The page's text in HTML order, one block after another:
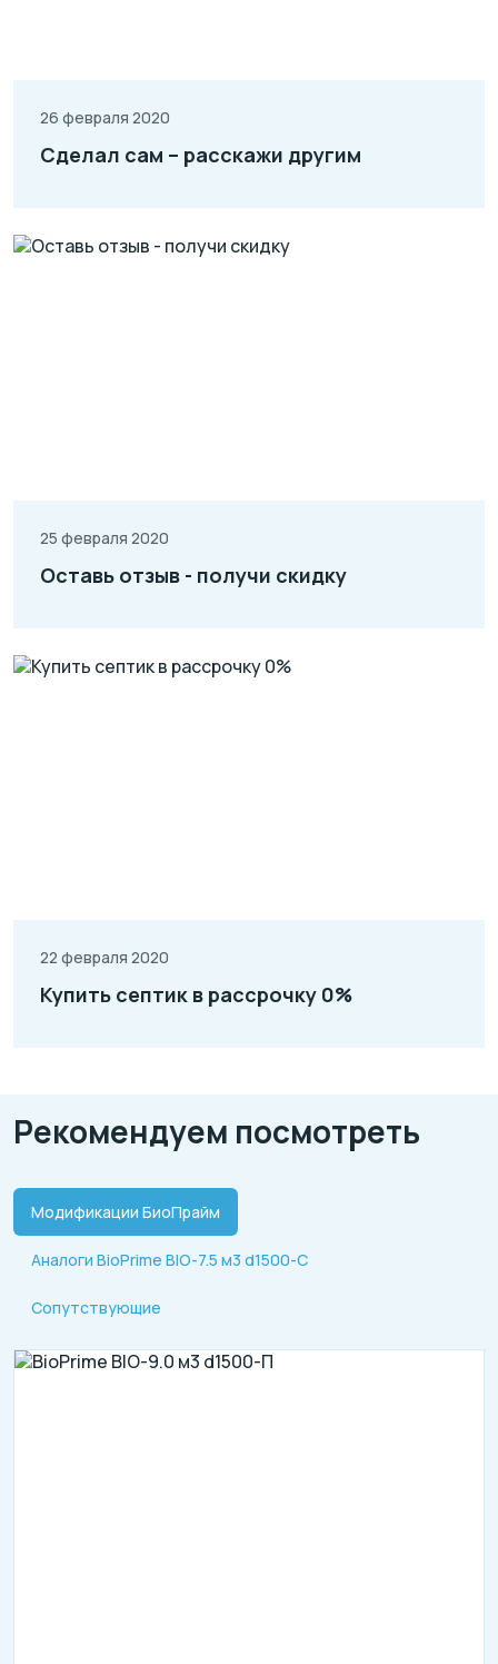
26 февраля 2020
Сделал сам – расскажи другим
25 февраля 2020
Оставь отзыв - получи скидку
22 февраля 2020
Купить септик в рассрочку 0%
Рекомендуем посмотреть
Модификации БиоПрайм
Аналоги BioPrime BIO-7.5 м3 d1500-C
Сопутствующие